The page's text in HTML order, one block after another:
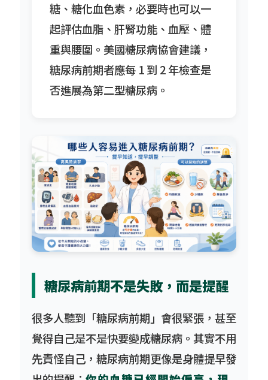
糖、糖化血色素，必要時也可以一
起評估血脂、肝腎功能、血壓、體
重與腰圍。美國糖尿病協會建議，
糖尿病前期者應每 1 到 2 年檢查是
否進展為第二型糖尿病。
糖尿病前期不是失敗，而是提醒
很多人聽到「糖尿病前期」會很緊張，甚至
覺得自己是不是快要變成糖尿病。其實不用
先責怪自己，糖尿病前期更像是身體提早發